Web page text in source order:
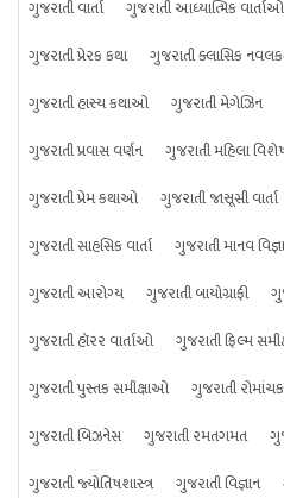
ગુજરાતી વાર્તા ગુજરાતી આધ્યાત્મિક વાર્તાઓ
ગુજરાતી પ્રેરક કથા
ગુજરાતી ક્લાસિક
ગુજરાતી હાસ્ય કથાઓ
ગુજરાતી મેગેઝિન
ગુજરાતી પ્રવાસ વર્ણન
ગુજરાતી મહિલા
ગુજરાતી પ્રેમ કથાઓ
ગુજરાતી જાસૂસી વાર્તા
ગુજરાતી સાહસિક વાર્તા
ગુજરાતી માનવ
ગુજરાતી આરોગ્ય
ગુજરાતી બાયોગ્રાફી
ગુજરાતી હૉરર વાર્તાઓ
ગુજરાતી ફિલ્મ
ગુજરાતી પુસ્તક સમીક્ષાઓ
ગુજરાતી રોમાંચક
ગુજરાતી બિઝનેસ
ગુજરાતી રમતગમત
ગુજરાતી જ્યોતિષશાસ્ત્ર
ગુજરાતી વિજ્ઞાન